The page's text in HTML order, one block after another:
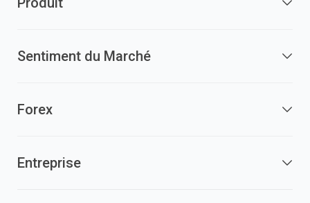
Sentiment du Marché
Forex
Entreprise